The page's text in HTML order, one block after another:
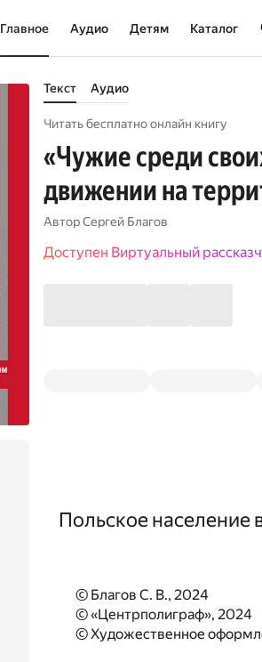
Главное Аудио Детям Каталог
Текст Аудио
Читать бесплатно онлайн книгу
«Чужие среди
движении на
АвторСергей Благов
Доступен Виртуальный
Польское население
© Благов С. В., 2024
© «Центрполиграф», 2024
© Художественное